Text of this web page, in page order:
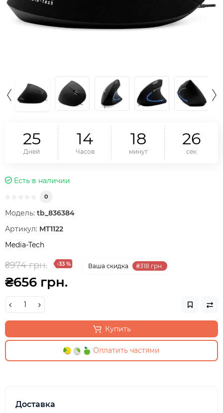
25
Дней
14
Часов
18
минут
25
сек
Есть в наличии
0
Модель: tb_836384
Артикул: MT1122
Media-Tech
₴974 грн. -33 % Ваша cкидка ₴318 грн.
₴656 грн.
Купить
Оплатить частями
Доставка